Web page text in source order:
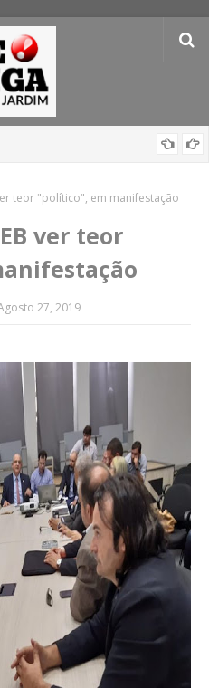
teor "político", em manifestação
ver teor
27, 2019